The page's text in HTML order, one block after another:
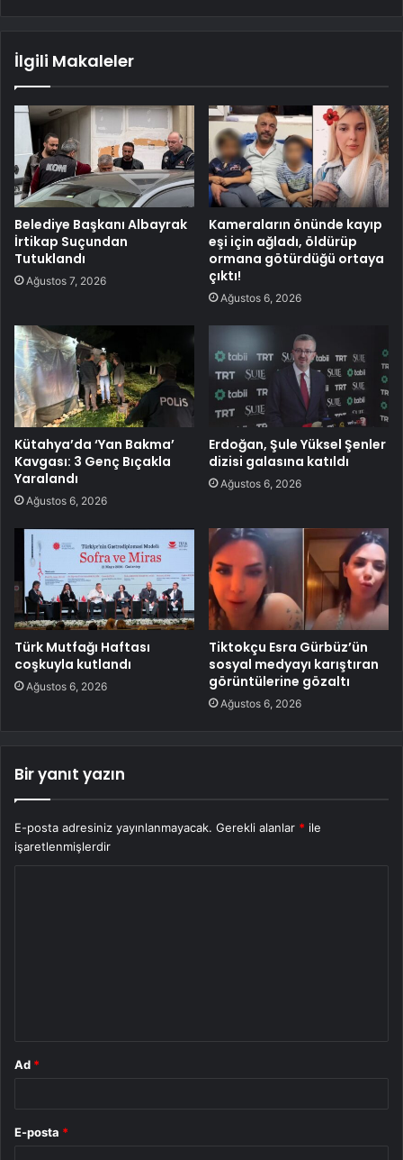
İlgili Makaleler
Belediye Başkanı Albayrak
İrtikap Suçundan
Tutuklandı
Ağustos 7, 2026
Kameraların önünde kayıp
eşi için ağladı, öldürüp
ormana götürdüğü ortaya
çıktı!
Ağustos 6, 2026
Kütahya’da ‘Yan Bakma’
Kavgası: 3 Genç Bıçakla
Yaralandı
Ağustos 6, 2026
Erdoğan, Şule Yüksel Şenler
dizisi galasına katıldı
Ağustos 6, 2026
Türk Mutfağı Haftası
coşkuyla kutlandı
Ağustos 6, 2026
Tiktokçu Esra Gürbüz’ün
sosyal medyayı karıştıran
görüntülerine gözaltı
Ağustos 6, 2026
Bir yanıt yazın
E-posta adresiniz yayınlanmayacak. Gerekli alanlar * ile
işaretlenmişlerdir
Ad *
E-posta *